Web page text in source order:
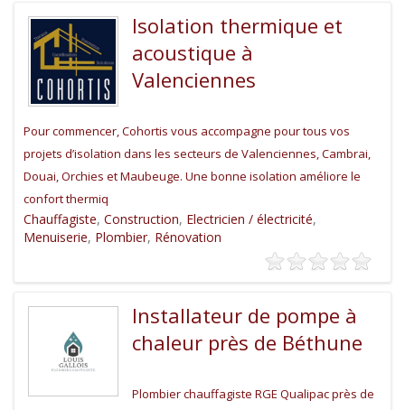
Isolation thermique et
acoustique à
Valenciennes
Pour commencer, Cohortis vous accompagne pour tous vos
projets d’isolation dans les secteurs de Valenciennes, Cambrai,
Douai, Orchies et Maubeuge. Une bonne isolation améliore le
confort thermiq
Chauffagiste, Construction, Electricien / électricité,
Menuiserie, Plombier, Rénovation
Installateur de pompe à
chaleur près de Béthune
Plombier chauffagiste RGE Qualipac près de